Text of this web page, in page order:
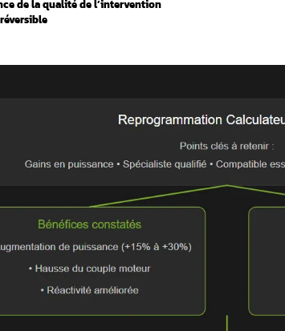
Vous souhaitez lire l’ensemble de
Points clés à
calculateur moteur
Gains en puissance
️ Nécessite un spécialiste qualifié
Importance de la qualité de
Solution réversible